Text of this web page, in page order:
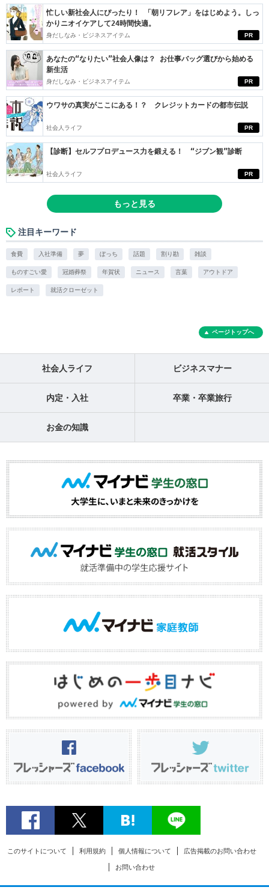
PR
忙しい新社会人にぴったり！ 「朝リフレア」をはじめよう。しっ
かりニオイケアして24時間快適。
身だしなみ・ビジネスアイテム
PR
あなたの“なりたい”社会人像は？ お仕事バッグ選びから始める
新生活
身だしなみ・ビジネスアイテム
PR
ウワサの真実がここにある！？ クレジットカードの都市伝説
社会人ライフ
PR
【診断】セルフプロデュース力を鍛える！ “ジブン観”診断
社会人ライフ
もっと見る
注目キーワード
食費 入社準備 夢 ぼっち 話題 割り勘 雑談
ものすごい愛 冠婚葬祭 年賀状 ニュース 言葉 アウトドア
レポート 就活クローゼット
ページトップへ
社会人ライフ ビジネスマナー
内定・入社 卒業・卒業旅行
お金の知識
このサイトについて 利用規約 個人情報について 広告掲載のお問い合わせ
お問い合わせ